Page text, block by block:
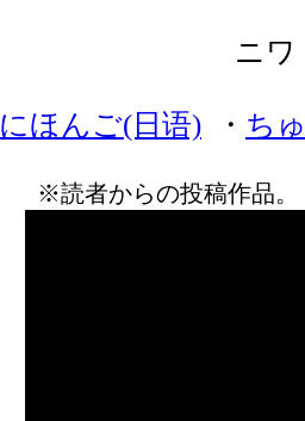
ニ
にほんご(日语) ・ ち
※読者からの投稿作品